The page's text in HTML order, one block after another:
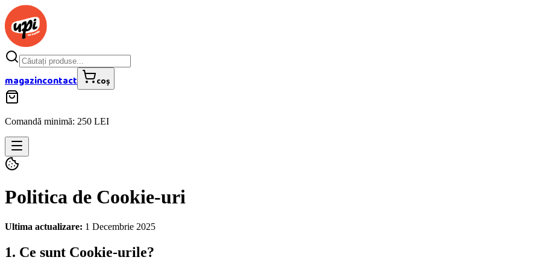
magazincontact coș
Comandă minimă: 250 LEI
Politica de Cookie-uri
Ultima actualizare: 1 Decembrie 2025
1. Ce sunt Cookie-urile?